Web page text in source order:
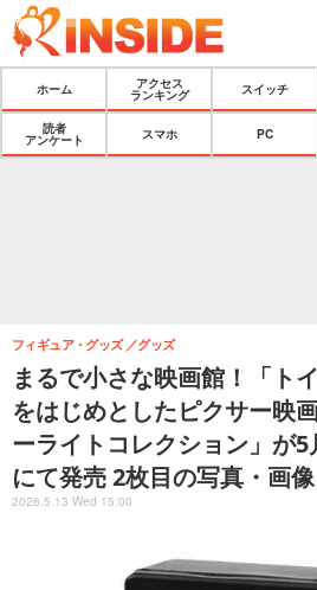
ホーム
アクセス
ランキング
スイッチ
読者
アンケート
スマホ PC
まるで小さな映画館！「ト
をはじめとしたピクサー映
ーライトコレクション」が
にて発売 2枚目の写真・画像
フィギュア・グッズ グッズ
2026.5.13 Wed 15:00